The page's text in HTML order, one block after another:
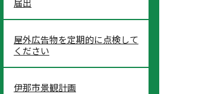
届出
屋外広告物を定期的に点検して
ください
伊那市景観計画